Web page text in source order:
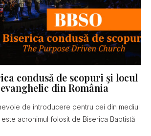
condusă de scopuri şi locul
din România
de introducere pentru cei din mediul
acronimul folosit de Biserica Baptistă